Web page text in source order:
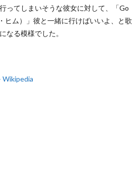
ってしまいそうな彼女に対して、「Go
ヒム）」彼と一緒に行けばいいよ、と歌
なる模様でした。
Wikipedia